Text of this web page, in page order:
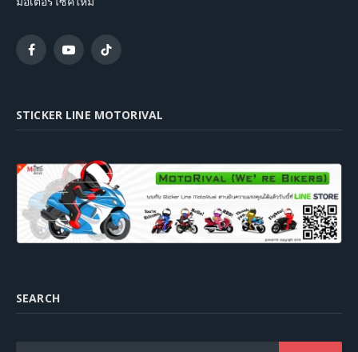
FacebookYouTubeTikTok
STICKER LINE MOTORIVAL
SEARCH